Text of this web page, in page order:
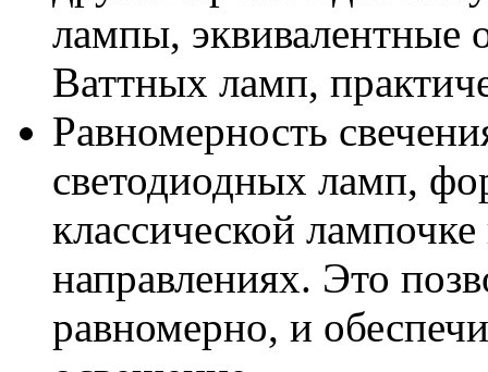
лампы,
Ваттных ламп,
Равномерность
светодиодных ламп,
классической
направлениях. Это
равномерно, и